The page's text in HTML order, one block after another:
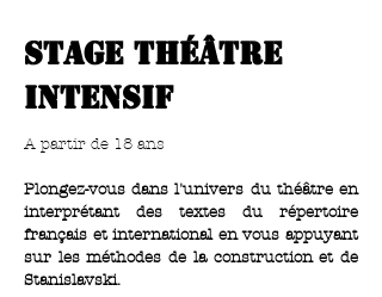
stage théâtre
intensif
A partir de 18 ans
Plongez-vous dans l'univers du théâtre en
interprétant des textes du répertoire
français et international en vous appuyant
sur les méthodes de la construction et de
Stanislavski.